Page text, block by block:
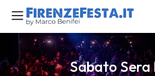
Sabato Sera